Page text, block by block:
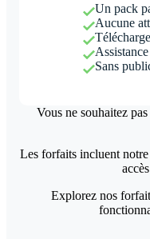
Un pack
Aucune
Sans
Vous ne souhaitez
Les forfaits incluent notre
Explorez nos